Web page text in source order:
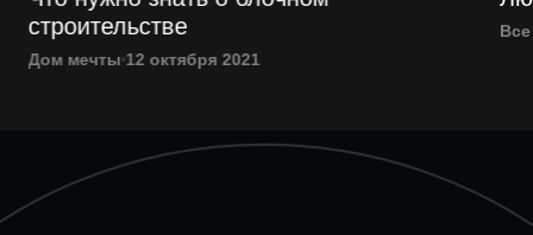
строительстве
Дом мечты 12 октября 2021